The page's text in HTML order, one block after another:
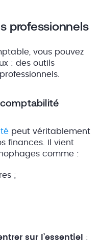
professionnels
vous pouvez
: des outils
peut véritablement
finances. Il vient
comme :
;
sur l’essentiel
: